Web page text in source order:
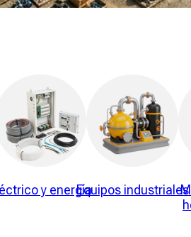
y energíaEquipos industriales